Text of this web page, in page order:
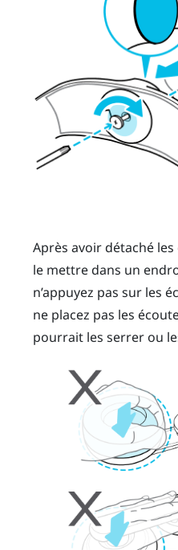
Après avoir détaché
le mettre dans un
n’appuyez pas sur les
ne placez pas les
pourrait les serrer ou